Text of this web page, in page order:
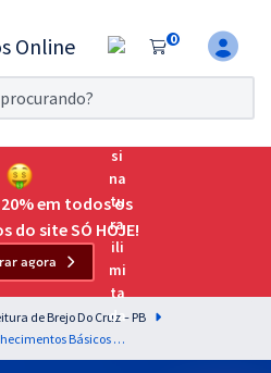
0
por 7 dias!
para o Exame da
as principais
20% em todos os
do site SÓ HOJE!
agora
de Brejo Do Cruz – PB
Prefeitura de Brejo Do Cruz - PB - Conhecimentos Básicos Comuns aos cargos de Nível Superior - Educação - Equipe Gran (Pós-Edital)